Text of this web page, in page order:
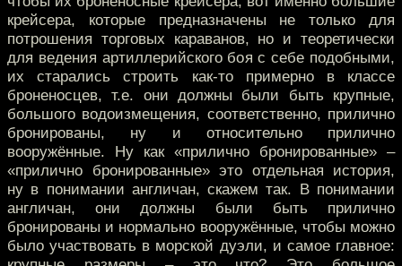
крейсера, которые предназначены не только для
потрошения торговых караванов, но и теоретически
для ведения артиллерийского боя с себе подобными,
их старались строить как-то примерно в классе
броненосцев, т.е. они должны были быть крупные,
большого водоизмещения, соответственно, прилично
бронированы, ну и относительно прилично
вооружённые. Ну как «прилично бронированные» –
«прилично бронированные» это отдельная история,
ну в понимании англичан, скажем так. В понимании
англичан, они должны были быть прилично
бронированы и нормально вооружённые, чтобы можно
было участвовать в морской дуэли, и самое главное: